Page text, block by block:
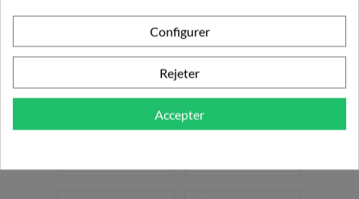
Collier
Antiparasitaire
Chiens +8kg 70cm
Topique Pour
Animaux De
Configurer
Rejeter
Accepter